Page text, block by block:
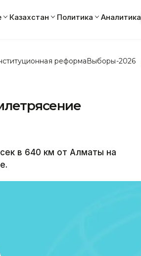
Казахстан Политика Аналитика
реформаВыборы-2026
в 640 км от Алматы на